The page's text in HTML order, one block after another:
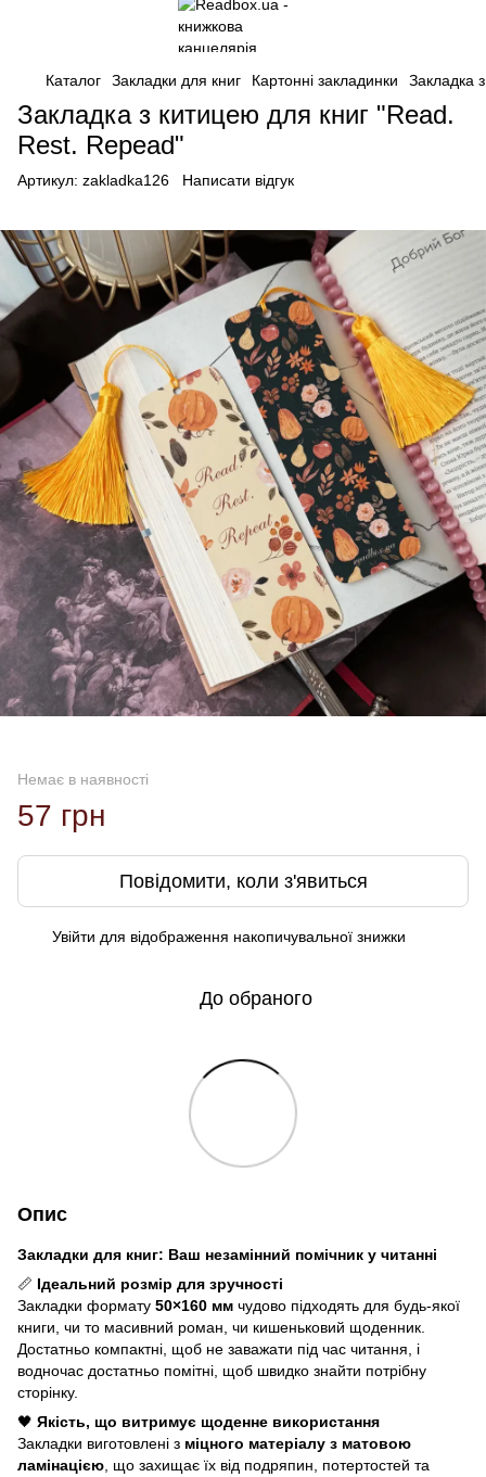
Каталог Закладки для книг Картонні закладинки Закладка
Закладка з китицею для книг "Read.
Rest. Repead"
Артикул: zakladka126 Написати відгук
Немає в наявності
57 грн
Повідомити, коли з'явиться
Увійти для відображення накопичувальної знижки
До обраного
Опис
Закладки для книг: Ваш незамінний помічник у читанні
📏 Ідеальний розмір для зручності
Закладки формату 50×160 мм чудово підходять для будь-якої
книги, чи то масивний роман, чи кишеньковий щоденник.
Достатньо компактні, щоб не заважати під час читання, і
водночас достатньо помітні, щоб швидко знайти потрібну
сторінку.
🖤 Якість, що витримує щоденне використання
Закладки виготовлені з міцного матеріалу з матовою
ламінацією , що захищає їх від подряпин, потертостей та